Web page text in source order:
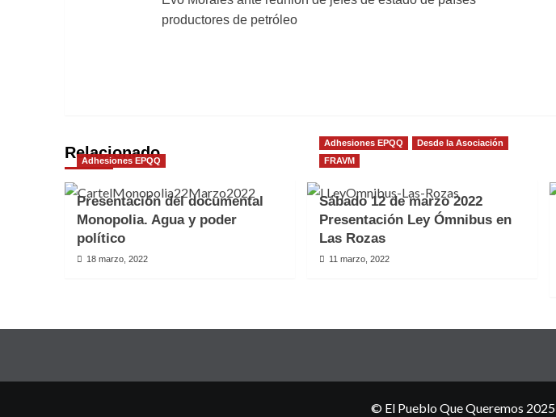
de
entradas
productores de petróleo
Relacionado
Adhesiones EPQQ
Presentación del documental
Monopolia. Agua y poder
político
18 marzo, 2022
Adhesiones EPQQ
Desde la Asociación
FRAVM
Sábado 12 de marzo 2022
Presentación Ley Ómnibus en
Las Rozas
11 marzo, 2022
© El Pueblo Que Queremos 2025